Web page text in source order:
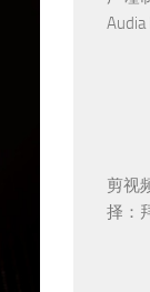
剪视
择：